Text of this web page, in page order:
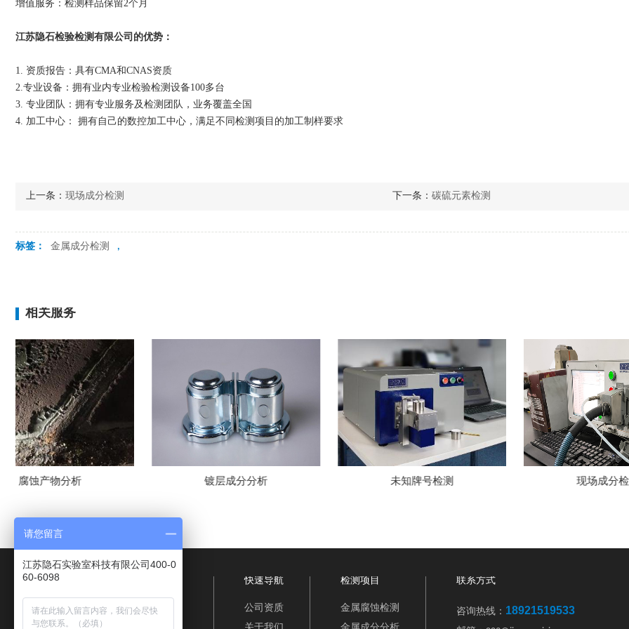
增值服务：检测样品保留2个月
江苏隐石检验检测有限公司的优势：
1. 资质报告：具有CMA和CNAS资质
2.专业设备：拥有业内专业检验检测设备100多台
3. 专业团队：拥有专业服务及检测团队，业务覆盖全国
4. 加工中心： 拥有自己的数控加工中心，满足不同检测项目的加工制样要求
上一条： 现场成分检测 下一条： 碳硫元素检测
标签： 金属成分检测 ,
相关服务
镀层成分分析 未知牌号检测 现场成分检测
快速导航
公司资质
检测项目
金属腐蚀检测
联系方式
咨询热线： 18921519533
请您留言
江苏隐石实验室科技有限公司400-0
60-6098